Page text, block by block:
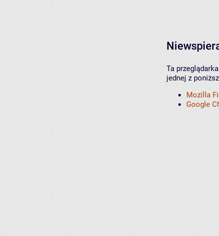
Ta
jednej z
Mozilla
Google